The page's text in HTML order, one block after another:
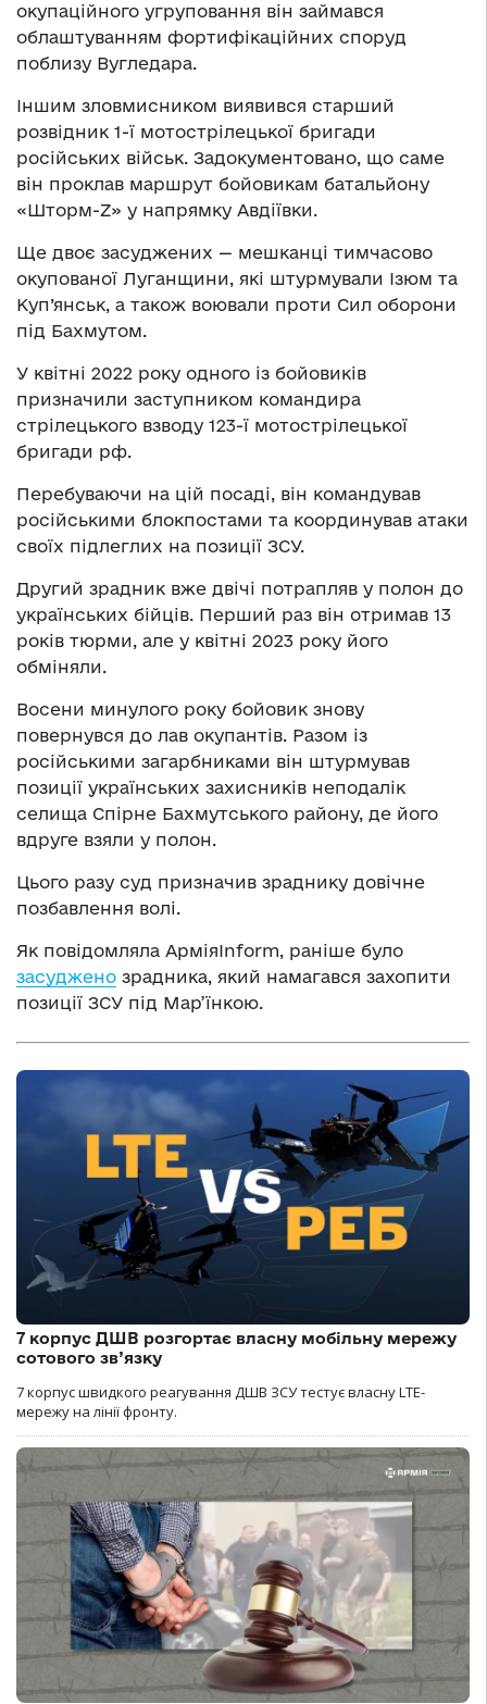
окупаційного угруповання він займався
облаштуванням фортифікаційних споруд
поблизу Вугледара.
Іншим зловмисником виявився старший
розвідник 1-ї мотострілецької бригади
російських військ. Задокументовано, що саме
він проклав маршрут бойовикам батальйону
«Шторм-Z» у напрямку Авдіївки.
Ще двоє засуджених — мешканці тимчасово
окупованої Луганщини, які штурмували Ізюм та
Куп’янськ, а також воювали проти Сил оборони
під Бахмутом.
У квітні 2022 року одного із бойовиків
призначили заступником командира
стрілецького взводу 123-ї мотострілецької
бригади рф.
Перебуваючи на цій посаді, він командував
російськими блокпостами та координував атаки
своїх підлеглих на позиції ЗСУ.
Другий зрадник вже двічі потрапляв у полон до
українських бійців. Перший раз він отримав 13
років тюрми, але у квітні 2023 року його
обміняли.
Восени минулого року бойовик знову
повернувся до лав окупантів. Разом із
російськими загарбниками він штурмував
позиції українських захисників неподалік
селища Спірне Бахмутського району, де його
вдруге взяли у полон.
Цього разу суд призначив зраднику довічне
позбавлення волі.
Як повідомляла АрміяInform, раніше було
засуджено зрадника, який намагався захопити
позиції ЗСУ під Мар’їнкою.
7 корпус ДШВ розгортає власну мобільну мережу
сотового зв’язку
7 корпус швидкого реагування ДШВ ЗСУ тестує власну LTE-
мережу на лінії фронту.